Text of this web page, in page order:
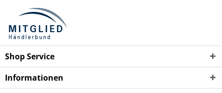
Shop Service
Informationen